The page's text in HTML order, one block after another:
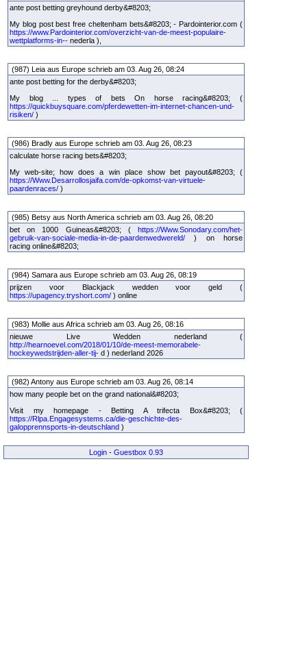
ante post betting greyhound derby&#8203;
My blog post best free cheltenham bets&#8203; - Pardointerior.com (
https://www.Pardointerior.com/overzicht-van-de-meest-populaire-
wettplatforms-in-- nederla ),
(987) Leia aus Europe schrieb am 03. Aug 26, 08:24
ante post betting for the derby&#8203;
My blog ... types of bets On horse racing&#8203; (
https://quickbuysquare.com/pferdewetten-im-internet-chancen-und-
risiken/ )
(986) Bradly aus Europe schrieb am 03. Aug 26, 08:23
calculate horse racing bets&#8203;
My web-site; how does a win place show bet payout&#8203; (
https://Www.Desarrollosjaifa.com/de-opkomst-van-virtuele-
paardenraces/ )
(985) Betsy aus North America schrieb am 03. Aug 26, 08:20
bet on 1000 Guineas&#8203; ( https://Www.Sonodary.com/het-
gebruik-van-sociale-media-in-de-paardenwedwereld/ ) on horse
racing online&#8203;
(984) Samara aus Europe schrieb am 03. Aug 26, 08:19
prijzen voor Blackjack wedden voor geld (
https://upagency.tryshort.com/ ) online
(983) Mollie aus Africa schrieb am 03. Aug 26, 08:16
nieuwe Live Wedden nederland (
http://hearnoevel.com/2018/01/10/de-meest-memorabele-
hockeywedstrijden-aller-tij- d ) nederland 2026
(982) Antony aus Europe schrieb am 03. Aug 26, 08:14
how many people bet on the grand national&#8203;
Visit my homepage - Betting A trifecta Box&#8203; (
https://Rlpa.Engagesystems.ca/die-geschichte-des-
galopprennsports-in-deutschland )
Login - Guestbox 0.93